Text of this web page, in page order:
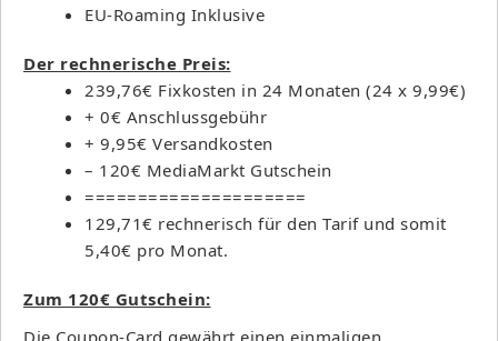
EU-Roaming Inklusive
Der rechnerische Preis:
239,76€ Fixkosten in 24 Monaten (24 x 9,99€)
+ 0€ Anschlussgebühr
+ 9,95€ Versandkosten
– 120€ MediaMarkt Gutschein
=====================
129,71€ rechnerisch für den Tarif und somit
5,40€ pro Monat.
Zum 120€ Gutschein:
Die Coupon-Card gewährt einen einmaligen